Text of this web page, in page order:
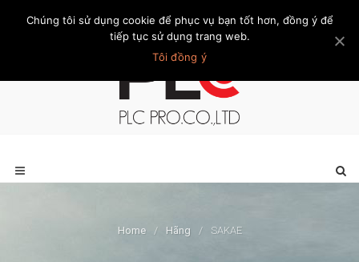
Trang chủ Giới thiệu Khách hàng Liên hệ Thành viên
Home / Hãng / SAKAE
Chúng tôi sử dụng cookie để phục vụ bạn tốt hơn, đồng ý để
tiếp tục sử dụng trang web.
Tôi đồng ý